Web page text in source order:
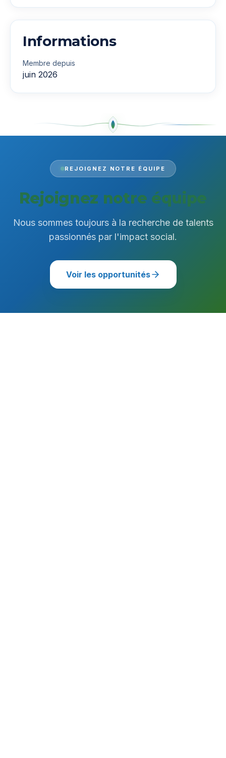
Informations
Membre depuis
juin 2026
REJOIGNEZ NOTRE ÉQUIPE
Rejoignez notre équipe
Nous sommes toujours à la recherche de talents
passionnés par l'impact social.
Voir les opportunités